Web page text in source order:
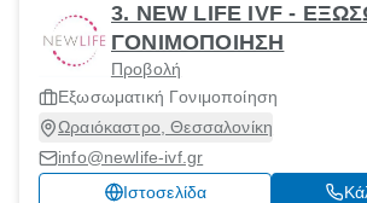
3. NEW LIFE IVF -
ΓΟΝΙΜΟΠΟΙΗΣΗ
Προβολή
Εξωσωματική Γονιμοποίηση
Ωραιόκαστρο, Θεσσαλονίκη
info@newlife-ivf.gr
Ιστοσελίδα